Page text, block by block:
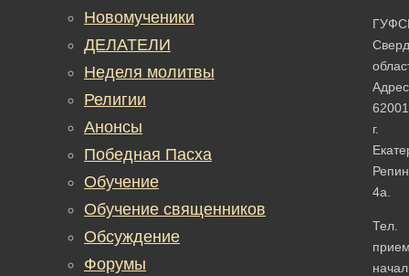
г.
4а.
Тел.
Новомученики
ДЕЛАТЕЛИ
Неделя молитвы
Религии
Анонсы
Победная Пасха
Обучение
Обучение священников
Обсуждение
Форумы